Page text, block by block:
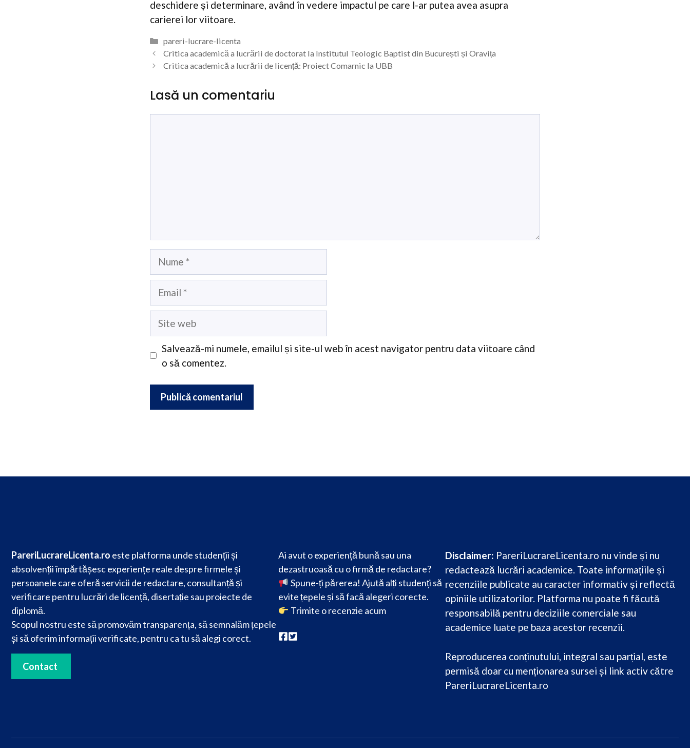
deschidere și determinare, având în vedere impactul pe care l-ar putea avea asupra
carierei lor viitoare.
Categorii
pareri-lucrare-licenta
Critica academică a lucrării de doctorat la Institutul Teologic Baptist din București și Oravița
Critica academică a lucrării de licență: Proiect Comarnic la UBB
Lasă un comentariu
Nume
Email
Site
Salvează-mi numele, emailul și site-ul web în acest navigator pentru data viitoare când
o să comentez.
PareriLucrareLicenta.ro este platforma unde studenții și
absolvenții împărtășesc experiențe reale despre firmele și
persoanele care oferă servicii de redactare, consultanță și
verificare pentru lucrări de licență, disertație sau proiecte de
diplomă.
Scopul nostru este să promovăm transparența, să semnalăm țepele
și să oferim informații verificate, pentru ca tu să alegi corect.
Contact
Ai avut o experiență bună sau una
dezastruoasă cu o firmă de redactare?
Spune-ți părerea! Ajută alți studenți să
evite țepele și să facă alegeri corecte.
Trimite o recenzie acum
Disclaimer: PareriLucrareLicenta.ro nu vinde și nu
redactează lucrări academice. Toate informațiile și
recenziile publicate au caracter informativ și reflectă
opiniile utilizatorilor. Platforma nu poate fi făcută
responsabilă pentru deciziile comerciale sau
academice luate pe baza acestor recenzii.
Reproducerea conținutului, integral sau parțial, este
permisă doar cu menționarea sursei și link activ către
PareriLucrareLicenta.ro